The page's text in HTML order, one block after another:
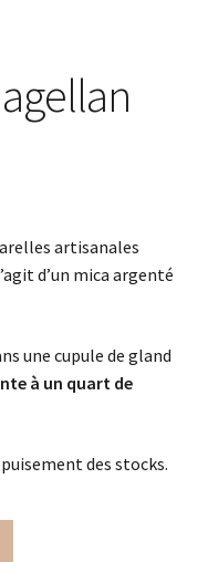
artisanales
d’un mica argenté
une cupule de gland
à un quart de
des stocks.